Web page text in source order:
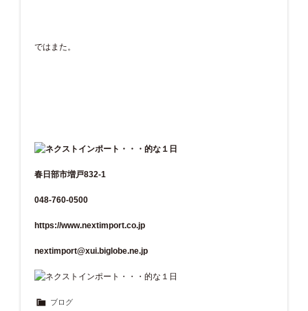
ではまた。
春日部市増戸832-1
048-760-0500
https://www.nextimport.co.jp
nextimport@xui.biglobe.ne.jp
ブログ